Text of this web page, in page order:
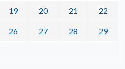
19 20 21 22
26 27 28 29